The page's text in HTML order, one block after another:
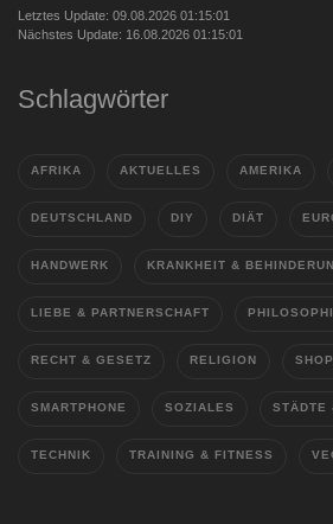
Letztes Update: 09.08.2026 01:15:01
Nächstes Update: 16.08.2026 01:15:01
Schlagwörter
AFRIKA AKTUELLES AMERIKA
DEUTSCHLAND DIY DIÄT
HANDWERK KRANKHEIT &
LIEBE & PARTNERSCHAFT
RECHT & GESETZ RELIGION
SMARTPHONE SOZIALES STÄDTE
TECHNIK TRAINING & FITNESS